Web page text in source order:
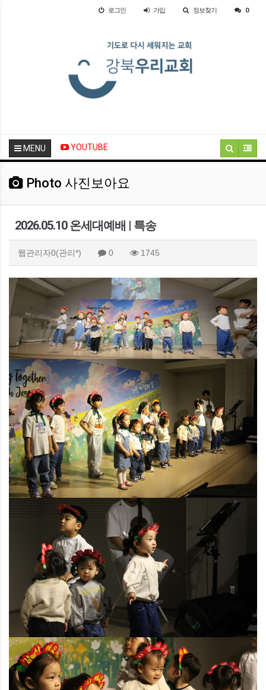
로그인 가입 정보찾기 0
MENU YOUTUBE
Photo 사진보아요
2026.05.10 온세대예배 | 특송
웹관리자0(관리*) 0 1745